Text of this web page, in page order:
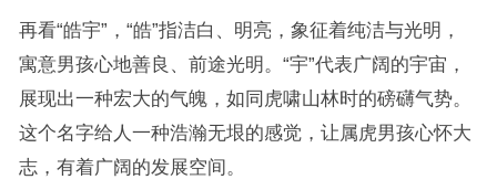
再看“皓宇”，“皓”指洁白、明亮，象征着纯洁与光明，
寓意男孩心地善良、前途光明。“宇”代表广阔的宇宙，
展现出一种宏大的气魄，如同虎啸山林时的磅礴气势。
这个名字给人一种浩瀚无垠的感觉，让属虎男孩心怀大
志，有着广阔的发展空间。